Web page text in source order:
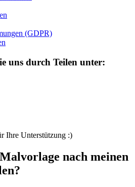
(GDPR)
uns durch Teilen unter:
Ihre Unterstützung :)
nach meinen